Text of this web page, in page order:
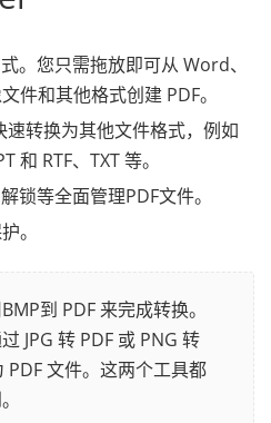
。您只需拖放即可从 Word、
件和其他格式创建 PDF。
速转换为其他文件格式，例如
和 RTF、TXT 等。
锁等全面管理PDF文件。
。
到 PDF 来完成转换。
JPG 转 PDF 或 PNG 转
PDF 文件。这两个工具都